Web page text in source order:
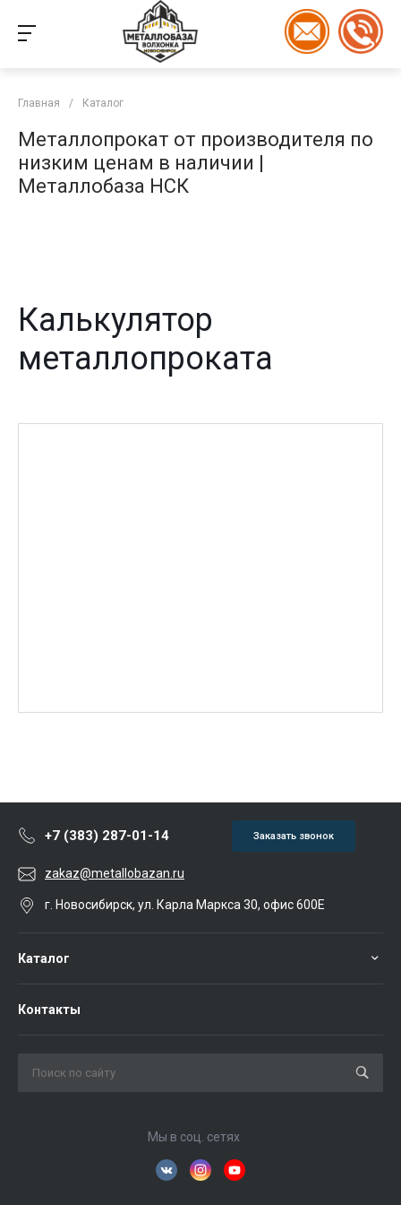
Главная / Каталог
Металлопрокат от производителя по
низким ценам в наличии |
Металлобаза НСК
Калькулятор
металлопроката
+7 (383) 287-01-14 Заказать звонок
zakaz@metallobazan.ru
г. Новосибирск, ул. Карла Маркса 30, офис 600Е
Каталог
Контакты
Мы в соц. сетях